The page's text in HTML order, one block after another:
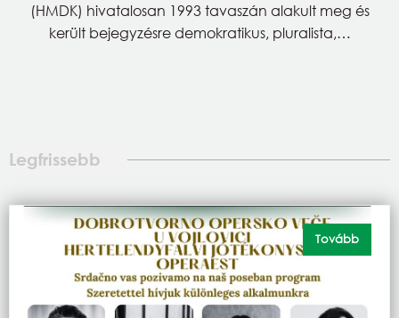
(HMDK) hivatalosan 1993 tavaszán alakult meg és
került bejegyzésre demokratikus, pluralista,…
Legfrissebb
Tovább